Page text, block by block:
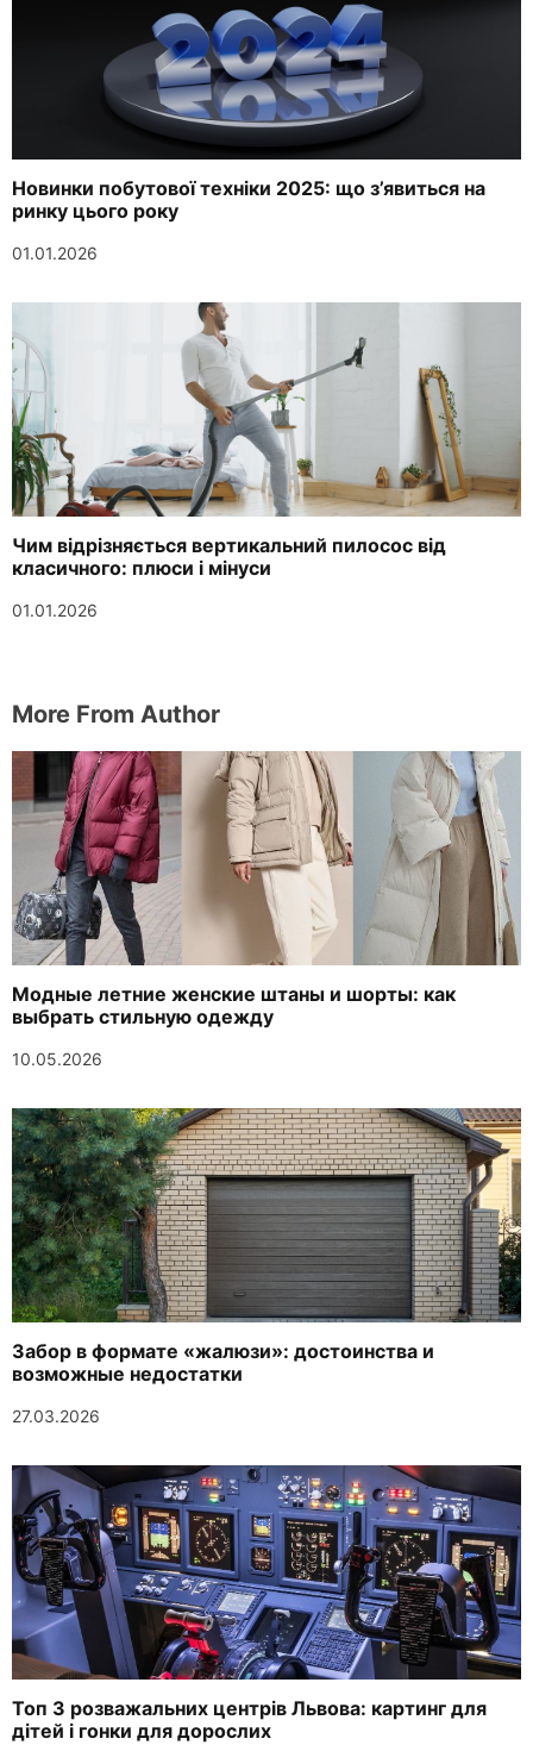
Новинки побутової техніки 2025: що з’явиться на
ринку цього року
01.01.2026
Чим відрізняється вертикальний пилосос від
класичного: плюси і мінуси
01.01.2026
More From Author
Модные летние женские штаны и шорты: как
выбрать стильную одежду
10.05.2026
Забор в формате «жалюзи»: достоинства и
возможные недостатки
27.03.2026
Топ 3 розважальних центрів Львова: картинг для
дітей і гонки для дорослих